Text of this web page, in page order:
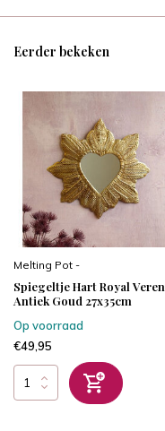
Eerder bekeken
Melting Pot -
Spiegeltje Hart Royal Veren
Antiek Goud 27x35cm
Op voorraad
€49,95